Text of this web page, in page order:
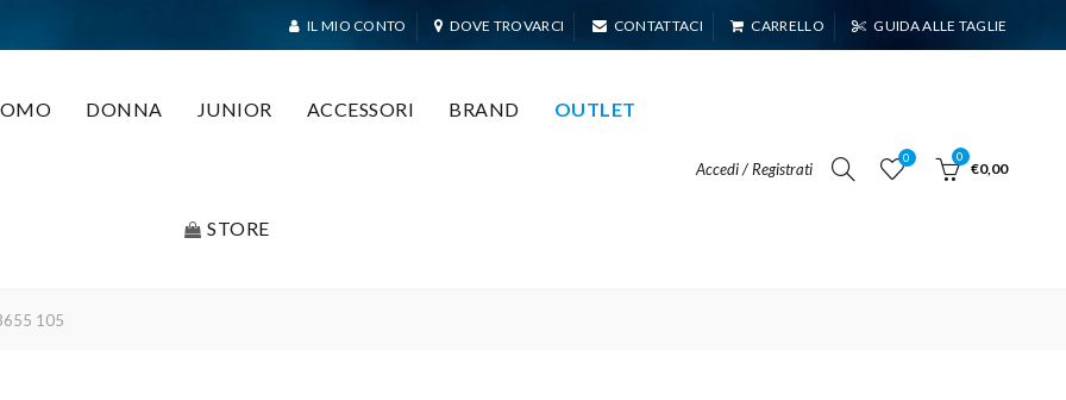
IL MIO CONTO DOVE TROVARCI CONTATTACI CARRELLO GUIDA ALLE TAGLIE
DONNA JUNIOR ACCESSORI BRAND OUTLET
STORE
Accedi / Registrati
0 0
€0,00
105